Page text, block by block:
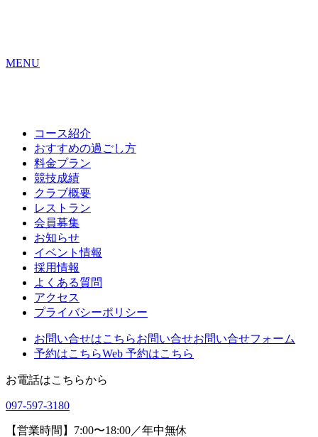
MENU
コース紹介
おすすめの過ごし方
料金プラン
競技成績
クラブ概要
レストラン
会員募集
お知らせ
イベント情報
採用情報
よくある質問
アクセス
プライバシーポリシー
お問い合せはこちらお問い合せお問い合せフォーム
予約はこちらWeb 予約はこちら
お電話はこちらから
097-597-3180
【営業時間】7:00〜18:00／年中無休